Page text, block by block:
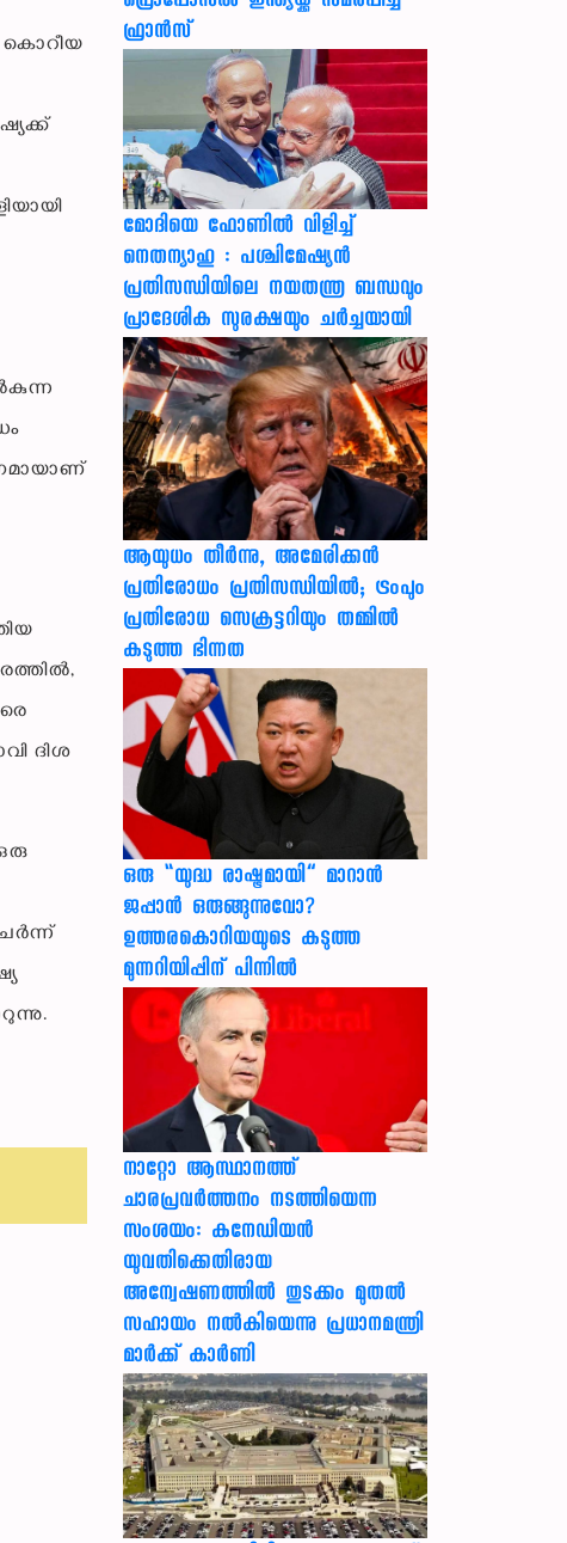
കൊറീയ
ദിശ
ഫ്രാൻസ്
മോദിയെ ഫോണിൽ വിളിച്ച്
നെതന്യാഹു : പശ്ചിമേഷ്യൻ
പ്രതിസന്ധിയിലെ നയതന്ത്ര ബന്ധവും
പ്രാദേശിക സുരക്ഷയും ചർച്ചയായി
ആയുധം തീർന്നു, അമേരിക്കൻ
പ്രതിരോധം പ്രതിസന്ധിയിൽ; ട്രംപും
പ്രതിരോധ സെക്രട്ടറിയും തമ്മിൽ
കടുത്ത ഭിന്നത
ഒരു “യുദ്ധ രാഷ്ട്രമായി” മാറാൻ
ജപ്പാൻ ഒരുങ്ങുന്നുവോ?
ഉത്തരകൊറിയയുടെ കടുത്ത
മുന്നറിയിപ്പിന് പിന്നിൽ
നാറ്റോ ആസ്ഥാനത്ത്
ചാരപ്രവര്‍ത്തനം നടത്തിയെന്ന
സംശയം: കനേഡിയന്‍
യുവതിക്കെതിരായ
അന്വേഷണത്തില്‍ തുടക്കം മുതല്‍
സഹായം നല്‍കിയെന്നു പ്രധാനമന്ത്രി
മാര്‍ക്ക് കാര്‍ണി